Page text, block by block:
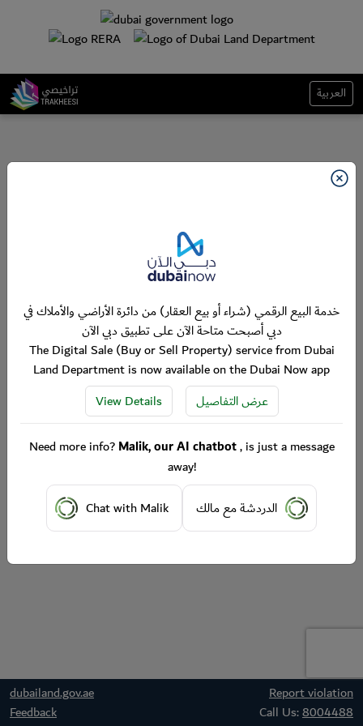
العربية
dubailand.gov.ae
Report violation
Feedback
Call Us:8004488
خدمة البيع الرقمي (شراء أو بيع العقار) من دائرة الأراضي والأملاك في
دبي أصبحت متاحة الآن على تطبيق دبي الآن
The Digital Sale (Buy or Sell Property) service from Dubai
Land Department is now available on the Dubai Now app
View Details
عرض التفاصيل
Need more info?Malik, our AI chatbot, is just a message
away!
Chat with Malik
الدردشة مع مالك